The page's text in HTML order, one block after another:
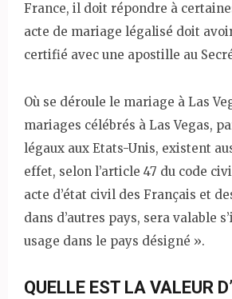
France, il doit répondre à
acte de mariage légalisé doit
certifié avec une apostille au
Où se déroule le mariage à Las
mariages célébrés à Las Vegas,
légaux aux Etats-Unis, existent
effet, selon l’article 47 du code
acte d’état civil des Français et
dans d’autres pays, sera valable
usage dans le pays désigné ».
QUELLE EST LA VALEUR